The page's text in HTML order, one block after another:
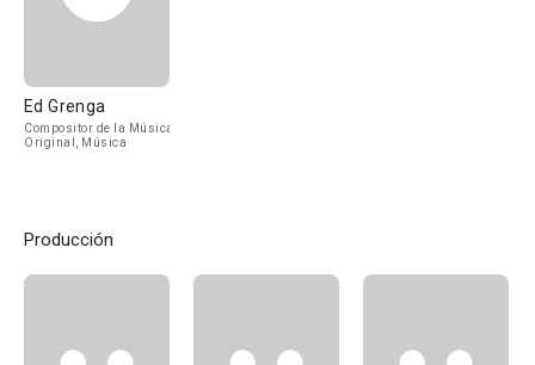
Ed Grenga
Compositor de la Música
Original, Música
Producción